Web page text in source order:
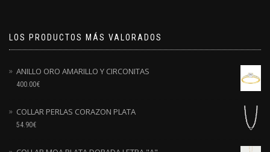
LOS PRODUCTOS MÁS VALORADOS
ANILLO ORO AMARILLO Y CIRCONITAS
400.00€
COLLAR PERLAS CORAZON PLATA
54.90€